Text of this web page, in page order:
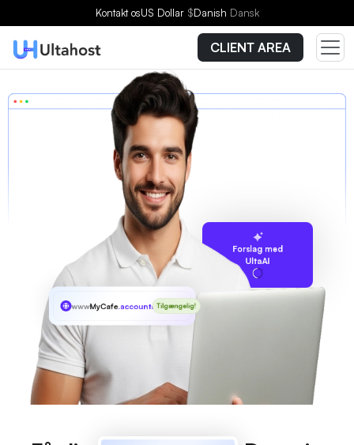
Kontakt osUS Dollar $Danish Dansk
CLIENT AREA
Forslag med
UltaAI
wwwMyCafe.accountantTilgængelig!